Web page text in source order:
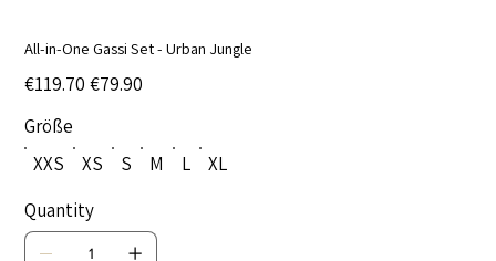
All-in-One Gassi Set - Urban Jungle
Original
price
€119.70
Sale
price
€79.90
XXS XS S M L XL
Größe
Quantity